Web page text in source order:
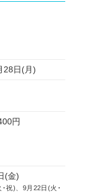
28日(月)
円
(金)
祝)、9月22日(火･